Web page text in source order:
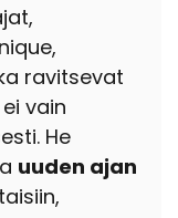
ravitsevat
vain
He
uuden ajan